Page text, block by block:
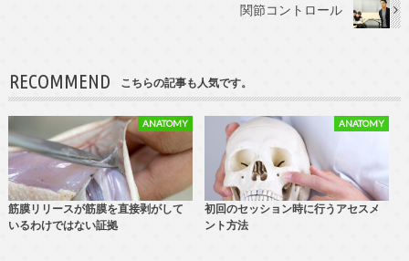
関節コントロール
RECOMMEND こちらの記事も人気です。
ANATOMY
筋膜リリースが筋膜を直接剥がして
いるわけではない証拠
ANATOMY
初回のセッション時に行うアセスメ
ント方法